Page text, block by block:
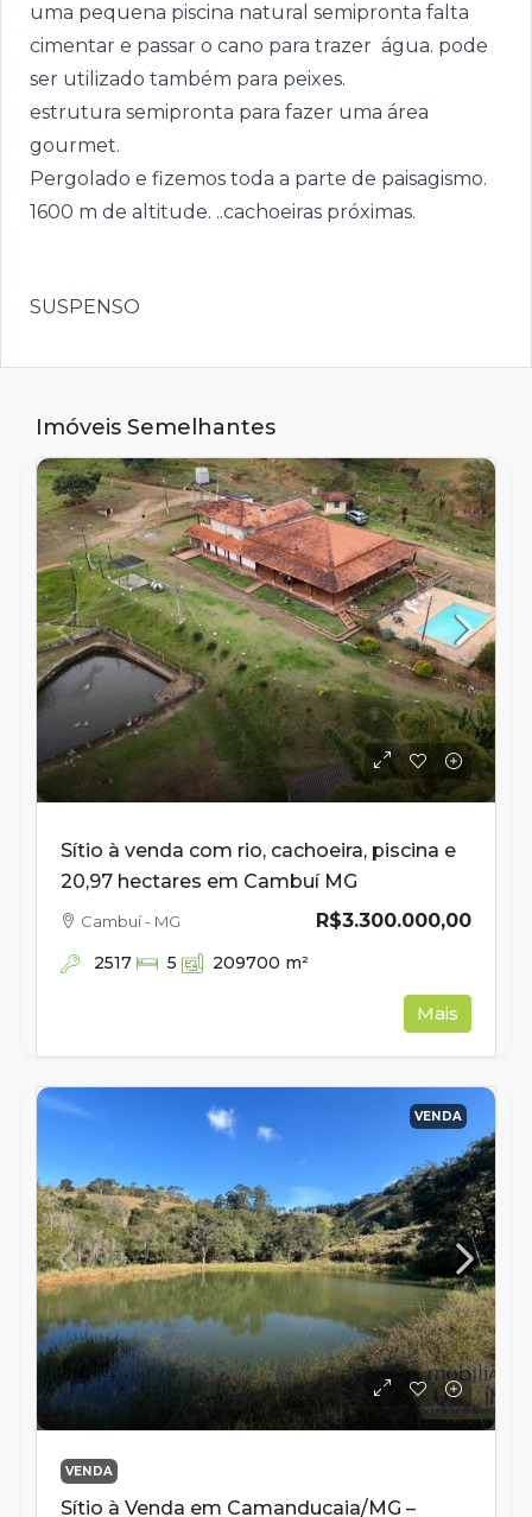
uma pequena piscina natural semipronta falta
cimentar e passar o cano para trazer água. pode
ser utilizado também para peixes.
estrutura semipronta para fazer uma área
gourmet.
Pergolado e fizemos toda a parte de paisagismo.
1600 m de altitude. ..cachoeiras próximas.
SUSPENSO
Imóveis Semelhantes
Sítio à venda com rio, cachoeira, piscina e
20,97 hectares em Cambuí MG
R$3.300.000,00
Cambuí - MG
2517 5 209700 m²
Mais
VENDA
VENDA
Sítio à Venda em Camanducaia/MG –